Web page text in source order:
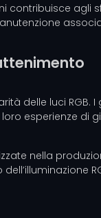
contribuisce
delle luci
esperienze di
nella